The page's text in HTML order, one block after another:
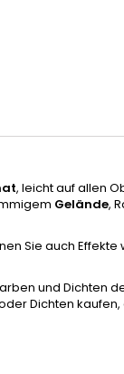
, leicht auf allen
Gelände,
Sie auch Effekte
und Dichten
Dichten